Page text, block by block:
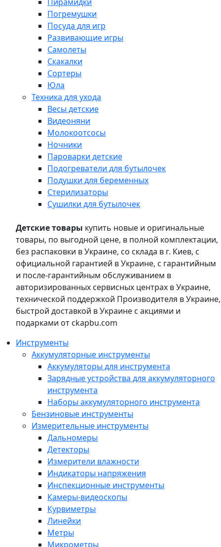
Погремушки
Посуда для игр
Развивающие игры
Самолеты
Скакалки
Сортеры
Юла
Техника для ухода
Весы детские
Видеоняни
Молокоотсосы
Ночники
Пароварки детские
Подогреватели для бутылочек
Подушки для беременных
Стерилизаторы
Сушилки для бутылочек
Детские товары купить новые и оригинальные
товары, по выгодной цене, в полной комплектации,
без распаковки в Украине, со склада в г. Киев, с
официальной гарантией в Украине, с гарантийным
и после-гарантийным обслуживанием в
авторизированных сервисных центрах в Украине,
технической поддержкой Производителя в Украине,
быстрой доставкой в Украине с акциями и
подарками от ckapbu.com
Инструменты
Аккумуляторные инструменты
Аккумуляторы для инструмента
Зарядные устройства для аккумуляторного
инструмента
Наборы аккумуляторного инструмента
Бензиновые инструменты
Измерительные инструменты
Дальномеры
Детекторы
Измерители влажности
Индикаторы напряжения
Инспекционные инструменты
Камеры-видеоскопы
Курвиметры
Линейки
Метры
Микрометры